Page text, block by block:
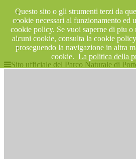
Sito ufficiale del Parco Naturale di
Questo sito o gli strumenti terzi da
cookie necessari al funzionamento ed
cookie policy. Se vuoi saperne di piu o
alcuni cookie, consulta la cookie
proseguendo la navigazione in altra
cookie. La politica della